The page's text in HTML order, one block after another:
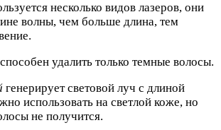
несколько видов лазеров, они
волны, чем больше длина, тем
способен удалить только темные волосы.
генерирует световой луч с длиной
использовать на светлой коже, но
не получится.